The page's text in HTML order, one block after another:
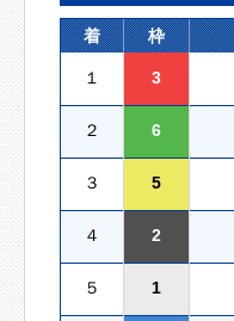
着 枠
１ 3
２ 6
３ 5
４ 2
５ 1